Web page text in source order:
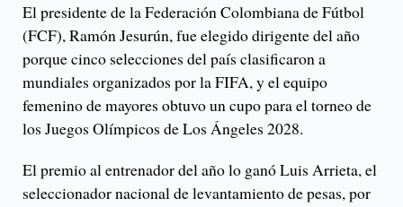
El presidente de la Federación Colombiana de Fútbol
(FCF), Ramón Jesurún, fue elegido dirigente del año
porque cinco selecciones del país clasificaron a
mundiales organizados por la FIFA, y el equipo
femenino de mayores obtuvo un cupo para el torneo de
los Juegos Olímpicos de Los Ángeles 2028.
El premio al entrenador del año lo ganó Luis Arrieta, el
seleccionador nacional de levantamiento de pesas, por